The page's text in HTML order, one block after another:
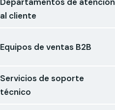
al cliente
Equipos de ventas B2B
Servicios de soporte
técnico